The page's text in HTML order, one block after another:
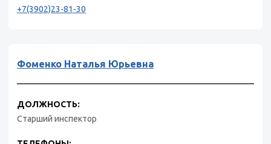
+7(3902)23-81-30
Фоменко Наталья Юрьевна
ДОЛЖНОСТЬ:
Старший инспектор